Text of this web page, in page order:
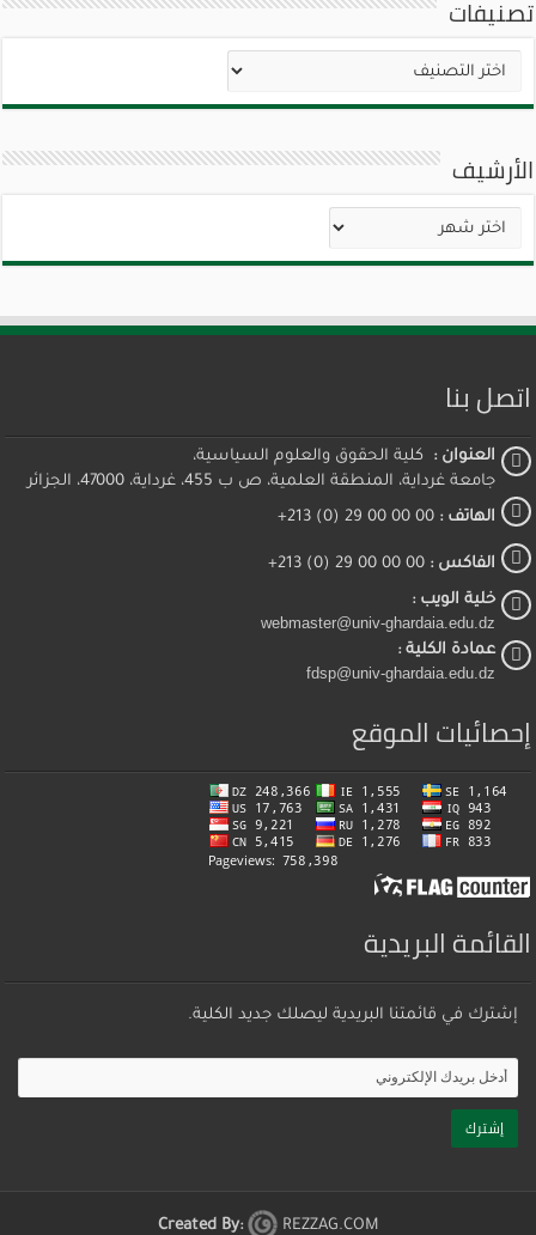
تصنيفات
تصنيفات
الأرشيف
الأرشيف
اتصل بنا
العنوان : كلية الحقوق والعلوم السياسية،
جامعة غرداية، المنطقة العلمية، ص ب 455، غرداية، 47000، الجزائر
الهاتف : 00 00 00 29 (0) 213+
الفاكس : 00 00 00 29 (0) 213+
خلية الويب :
webmaster@univ-ghardaia.edu.dz
عمادة الكلية :
fdsp@univ-ghardaia.edu.dz
إحصائيات الموقع
القائمة البريدية
إشترك في قائمتنا البريدية ليصلك جديد الكلية.
Created By: REZZAG.COM